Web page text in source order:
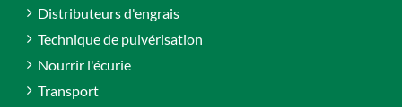
Distributeurs d'engrais
Technique de pulvérisation
Nourrir l'écurie
Transport